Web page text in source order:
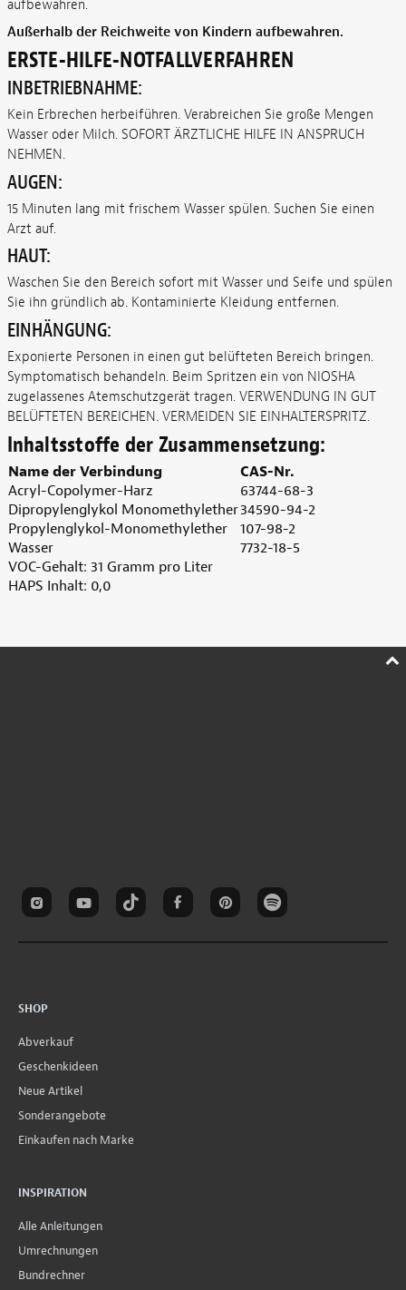
aufbewahren.
Außerhalb der Reichweite von Kindern aufbewahren.
ERSTE-HILFE-NOTFALLVERFAHREN
INBETRIEBNAHME:
Kein Erbrechen herbeiführen. Verabreichen Sie große Mengen
Wasser oder Milch. SOFORT ÄRZTLICHE HILFE IN ANSPRUCH
NEHMEN.
AUGEN:
15 Minuten lang mit frischem Wasser spülen. Suchen Sie einen
Arzt auf.
HAUT:
Waschen Sie den Bereich sofort mit Wasser und Seife und spülen
Sie ihn gründlich ab. Kontaminierte Kleidung entfernen.
EINHÄNGUNG:
Exponierte Personen in einen gut belüfteten Bereich bringen.
Symptomatisch behandeln. Beim Spritzen ein von NIOSHA
zugelassenes Atemschutzgerät tragen. VERWENDUNG IN GUT
BELÜFTETEN BEREICHEN. VERMEIDEN SIE EINHALTERSPRITZ.
Inhaltsstoffe der Zusammensetzung:
Name der Verbindung
CAS-Nr.
Acryl-Copolymer-Harz
63744-68-3
Dipropylenglykol Monomethylether34590-94-2
Propylenglykol-Monomethylether
107-98-2
Wasser
7732-18-5
VOC-Gehalt: 31 Gramm pro Liter
HAPS Inhalt: 0,0
SHOP
Abverkauf
Geschenkideen
Neue Artikel
Sonderangebote
Einkaufen nach Marke
INSPIRATION
Alle Anleitungen
Umrechnungen
Bundrechner